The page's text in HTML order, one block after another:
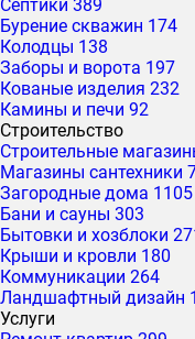
Септики 389
Бурение скважин 174
Колодцы 138
Заборы и ворота 197
Кованые изделия 232
Камины и печи 92
Строительство
Строительные
Магазины сантехники
Загородные дома 1105
Бани и сауны 303
Бытовки и хозблоки
Крыши и кровли 180
Коммуникации 264
Ландшафтный дизайн
Услуги